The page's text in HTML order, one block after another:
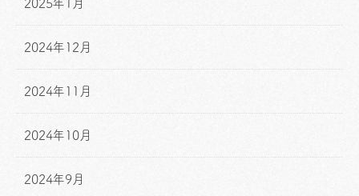
2025年1月
2024年12月
2024年11月
2024年10月
2024年9月